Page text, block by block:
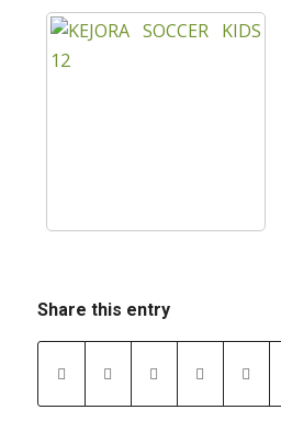
Share this entry